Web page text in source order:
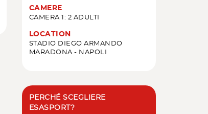
CAMERE
CAMERA 1: 2 ADULTI
LOCATION
STADIO DIEGO ARMANDO
MARADONA - NAPOLI
PERCHÉ SCEGLIERE
ESASPORT?